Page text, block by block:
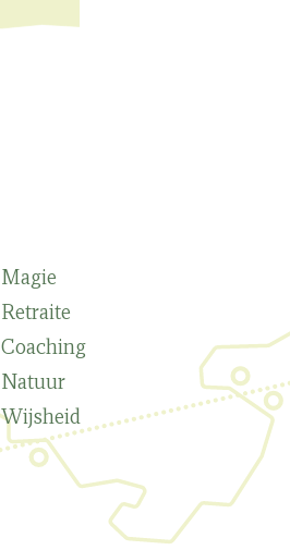
Magie
Retraite
Coaching
Natuur
Wijsheid